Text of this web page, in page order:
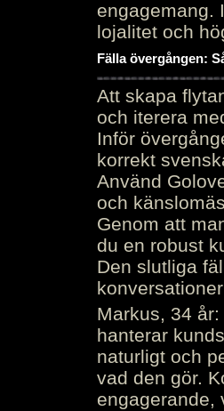
engagemang.
lojalitet och
Fälla övergången:
Att skapa
och iterera
Inför
korrekt
Använd
och
Genom att
du en robust
Den slutliga
Markus, 34
hanterar
naturligt och
vad den gör.
engagerande,